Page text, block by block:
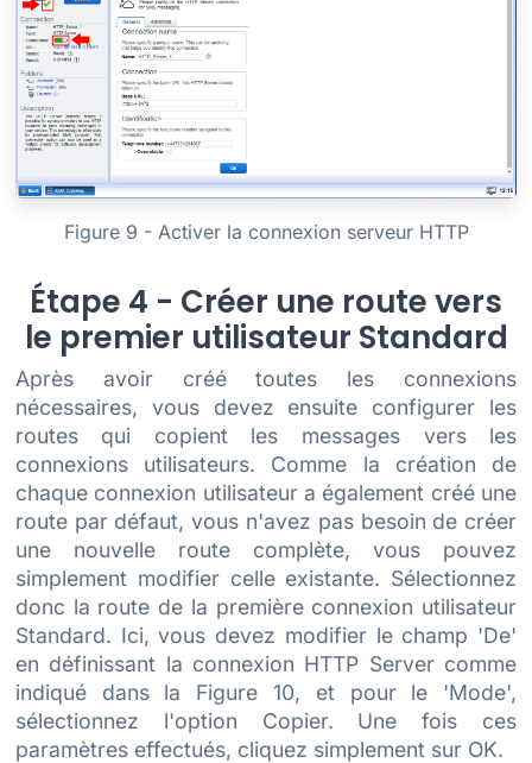
Figure 9 - Activer la connexion serveur HTTP
Étape 4 - Créer une route vers
le premier utilisateur Standard
Après avoir créé toutes les connexions
nécessaires, vous devez ensuite configurer les
routes qui copient les messages vers les
connexions utilisateurs. Comme la création de
chaque connexion utilisateur a également créé une
route par défaut, vous n'avez pas besoin de créer
une nouvelle route complète, vous pouvez
simplement modifier celle existante. Sélectionnez
donc la route de la première connexion utilisateur
Standard. Ici, vous devez modifier le champ 'De'
en définissant la connexion HTTP Server comme
indiqué dans la Figure 10, et pour le 'Mode',
sélectionnez l'option Copier. Une fois ces
paramètres effectués, cliquez simplement sur OK.